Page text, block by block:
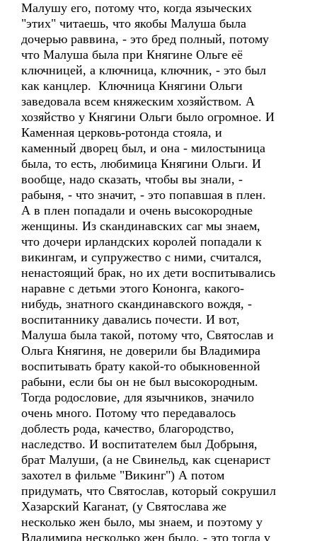
Малушу его, потому что, когда языческих
"этих" читаешь, что якобы Малуша была
дочерью раввина, - это бред полный, потому
что Малуша была при Княгине Ольге её
ключницей, а ключница, ключник, - это был
как канцлер. Ключница Княгини Ольги
заведовала всем княжеским хозяйством. А
хозяйство у Княгини Ольги было огромное. И
Каменная церковь-ротонда стояла, и
каменный дворец был, и она - милостыница
была, то есть, любимица Княгини Ольги. И
вообще, надо сказать, чтобы вы знали, -
рабыня, - что значит, - это попавшая в плен.
А в плен попадали и очень высокородные
женщины. Из скандинавских саг мы знаем,
что дочери ирландских королей попадали к
викингам, и супружество с ними, считался,
ненастоящий брак, но их дети воспитывались
наравне с детьми этого Кононга, какого-
нибудь, знатного скандинавского вождя, -
воспитаннику давались почести. И вот,
Малуша была такой, потому что, Святослав и
Ольга Княгиня, не доверили бы Владимира
воспитывать брату какой-то обыкновенной
рабыни, если бы он не был высокородным.
Тогда родословие, для язычников, значило
очень много. Потому что передавалось
доблесть рода, качество, благородство,
наследство. И воспитателем был Добрыня,
брат Малуши, (а не Свинельд, как сценарист
захотел в фильме "Викинг") А потом
придумать, что Святослав, который сокрушил
Хазарский Каганат, (у Святослава же
несколько жен было, мы знаем, и поэтому у
Владимира несколько жен было, - это тогда у